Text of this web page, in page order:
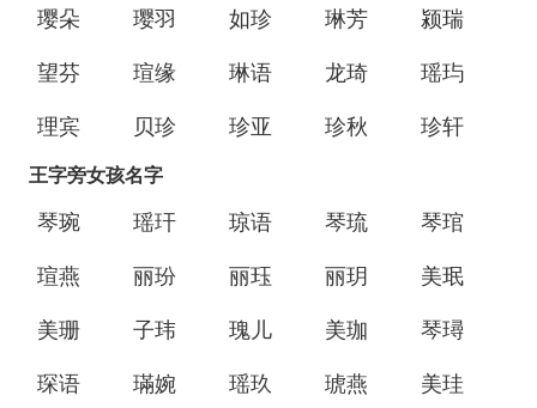
璎朵 璎羽 如珍 琳芳 颍瑞
望芬 瑄缘 琳语 龙琦 瑶玙
理宾 贝珍 珍亚 珍秋 珍轩
王字旁女孩名字
琴琬 瑶玕 琼语 琴琉 琴琯
瑄燕 丽玢 丽珏 丽玥 美珉
美珊 子玮 瑰儿 美珈 琴璕
琛语 璊婉 瑶玖 琥燕 美珪